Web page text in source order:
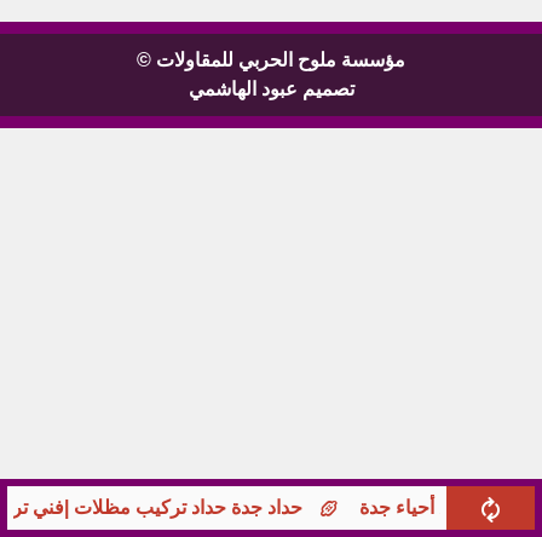
جدةبجميع أحياء جدة حداد جدة حداد تركيب مظلات |فني
مؤسسة ملوح الحربي للمقاولات ©
تصميم عبود الهاشمي